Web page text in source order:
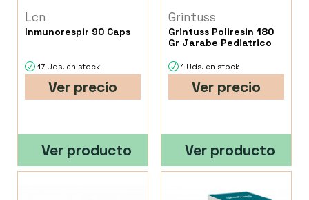
Lcn
Inmunorespir 90 Caps
17 Uds. en stock
Ver precio
Ver producto
Grintuss
Grintuss Poliresin 180
Gr Jarabe Pediatrico
1 Uds. en stock
Ver precio
Ver producto